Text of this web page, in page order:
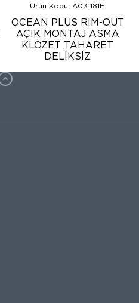
Ürün Kodu: A031181H
OCEAN PLUS RIM-OUT
AÇIK MONTAJ ASMA
KLOZET TAHARET
DELİKSİZ